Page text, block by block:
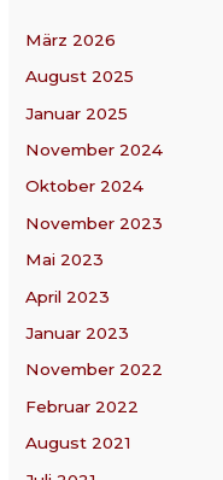
März 2026
August 2025
Januar 2025
November 2024
Oktober 2024
November 2023
Mai 2023
April 2023
Januar 2023
November 2022
Februar 2022
August 2021